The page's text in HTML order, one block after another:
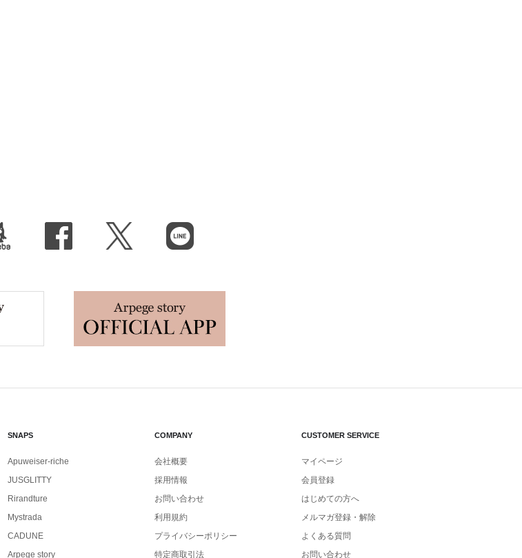
X（旧Twitter）
SNAPS
Apuweiser-riche
JUSGLITTY
Rirandture
Mystrada
CADUNE
Arpege story
COMPANY
会社概要
採用情報
お問い合わせ
利用規約
プライバシーポリシー
特定商取引法
CUSTOMER SERVICE
マイページ
会員登録
はじめての方へ
メルマガ登録・解除
よくある質問
お問い合わせ